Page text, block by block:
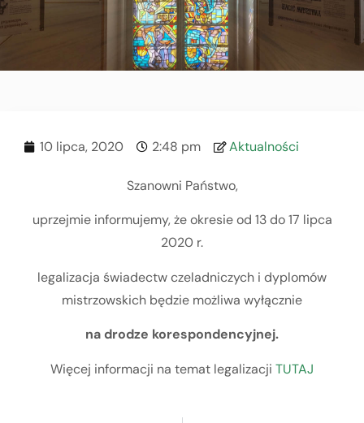
10 lipca, 2020 2:48 pm Aktualności
Szanowni Państwo,
uprzejmie informujemy, że okresie od 13 do 17 lipca
2020 r.
legalizacja świadectw czeladniczych i dyplomów
mistrzowskich będzie możliwa wyłącznie
na drodze korespondencyjnej.
Więcej informacji na temat legalizacji TUTAJ